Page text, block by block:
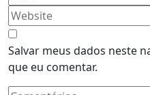
Salvar meus dados neste
que eu comentar.